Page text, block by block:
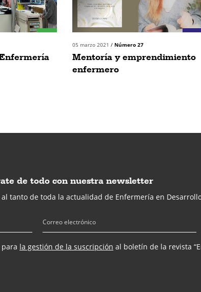
05 marzo 2021 / Número 27
Mentoría y emprendimiento
enfermero
de todo con nuestra newsletter
tanto de toda la actualidad de Enfermería en
la gestión de la suscripción al boletín de la revista